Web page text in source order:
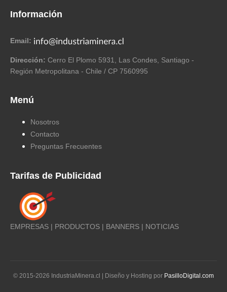
Información
Email:
Dirección: Cerro El Plomo 5931, Las Condes, Santiago -
Región Metropolitana - Chile / CP 7560995
Menú
Nosotros
Contacto
Preguntas Frecuentes
Tarifas de Publicidad
EMPRESAS | PRODUCTOS | BANNERS | NOTICIAS
© 2015-2026 IndustriaMinera.cl | Diseño y Hosting por PasilloDigital.com